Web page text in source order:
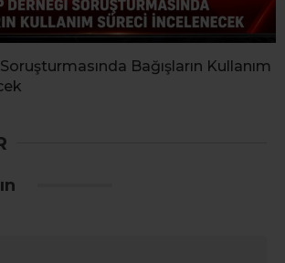
Bağışların Kullanım